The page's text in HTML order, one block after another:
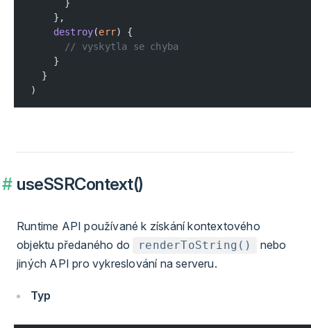
      }
    },
    destroy
(err) {
      // vyskytla se chyba
    }
  }
)
useSSRContext()
Runtime API používané k získání kontextového
objektu předaného do
renderToString()
nebo
jiných API pro vykreslování na serveru.
Typ